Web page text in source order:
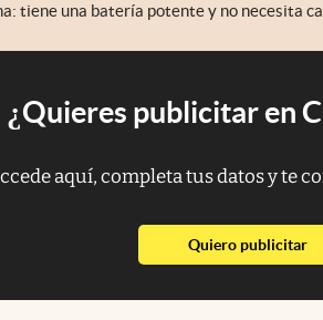
tiene una batería potente y no necesita
¿Quieres publicitar en
aquí, completa tus datos y te
Quiero publicitar